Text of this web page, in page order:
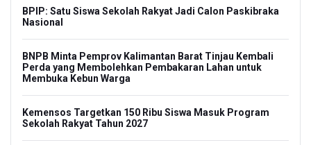
BPIP: Satu Siswa Sekolah Rakyat Jadi Calon Paskibraka
Nasional
BNPB Minta Pemprov Kalimantan Barat Tinjau Kembali
Perda yang Membolehkan Pembakaran Lahan untuk
Membuka Kebun Warga
Kemensos Targetkan 150 Ribu Siswa Masuk Program
Sekolah Rakyat Tahun 2027